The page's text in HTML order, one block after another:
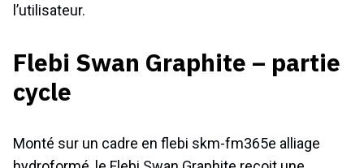
l’utilisateur.
Flebi Swan Graphite – partie
cycle
Monté sur un cadre en flebi skm-fm365e alliage